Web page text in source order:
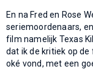
En na Fred en Rose
seriemoordenaars,
film namelijk Texas
dat ik de kritiek op
oké vond, met een